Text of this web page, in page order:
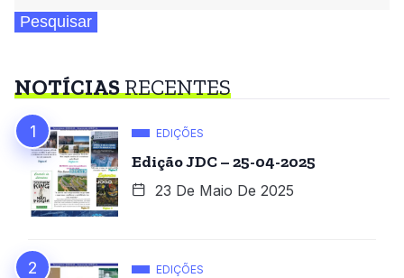
Pesquisar
NOTÍCIASRECENTES
EDIÇÕES
Edição JDC – 25-04-2025
23 De Maio De 2025
EDIÇÕES